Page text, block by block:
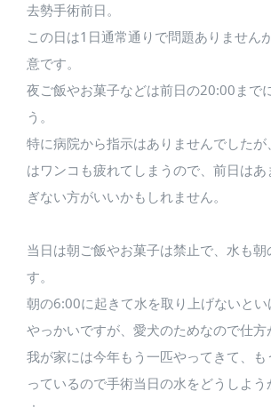
去勢手術前日。
この日は1日通常通りで問題ありません
意です。
夜ご飯やお菓子などは前日の20:00まで
う。
特に病院から指示はありませんでしたが
はワンコも疲れてしまうので、前日は
ぎない方がいいかもしれません。
当日は朝ご飯やお菓子は禁止で、水も
す。
朝の6:00に起きて水を取り上げないとい
やっかいですが、愛犬のためなので仕方
我が家には今年もう一匹やってきて、
っているので手術当日の水をどうしよ